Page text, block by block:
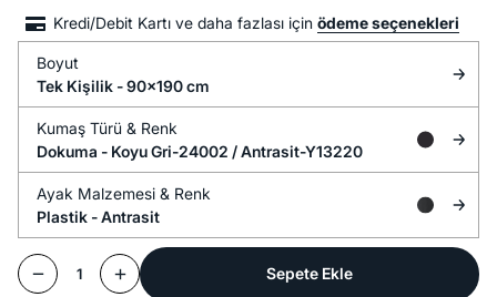
Kredi/Debit Kartı ve daha fazlası için ödeme seçenekleri
Boyut
Tek Kişilik - 90x190 cm
Kumaş Türü & Renk
Dokuma - Koyu Gri-24002 / Antrasit-Y13220
Ayak Malzemesi & Renk
Plastik -Antrasit
1 Sepete Ekle